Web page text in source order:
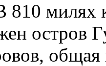
810 милях
остров